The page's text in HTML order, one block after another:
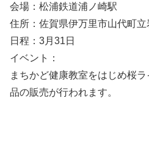
会場：松浦鉄道浦ノ崎駅
住所：佐賀県伊万里市山代町立
日程：3月31日
イベント：
まちかど健康教室をはじめ桜
品の販売が行われます。